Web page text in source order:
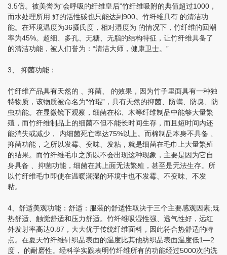
3.5倍。被美誉为“会呼吸的纤维皇后”竹纤维吸附的典值超过1000，
而水处理所用 好的活性碳也只能达到900。竹纤维具有 的清洁功
能。在环境温度为36摄氏度，相对湿度为 的情况下，竹纤维的回潮
率为45%。超细、多孔、无糖、无脂的结构特征，让竹纤维具备了
的清洁功能，被人们誉为：“清洁大师，健康卫士。”
3、 抑菌功能：
竹纤维产品具有天然的 、抑菌、 的效果，因为竹子里面具有一种独
特物质，该物质被命名为“竹琨”，具有天然的抑菌、防螨、防臭、防
虫功能。在显微镜下观察，细菌在棉、木等纤维制品中能够大量繁
殖，而竹纤维制品上的细菌不但不能长时间生存，而且短时间内还
能消失或减少， 内细菌死亡率达75%以上。而棉制品本身不具备 、
抑菌功能，之所以发霉、变味、发粘，就是细菌在毛巾上大量繁殖
的结果。而竹纤维毛巾之所以不会出现这种现象，主要是因为它自
身具备 、抑菌功能，细菌在其上面无法繁殖，甚至是无法生存。所
以竹纤维毛巾即使在温暖潮湿的环境中也不发霉、不变味、不发
粘。
4、舒适美观功能：舒适：服装的舒适性取决于三个主要感观因素;既
热舒适、触觉舒适和压力舒适。竹纤维吸湿性强、透气性好，远红
外发射率高达0.87，大大优于传统纤维面料，因此符合热舒适的特
点。在夏天竹纤维针织品表面的温度比其他纺织品表面温度低1—2
度， 的耐磨性。经科学实践表明竹纤维所有的功能经过5000次的洗